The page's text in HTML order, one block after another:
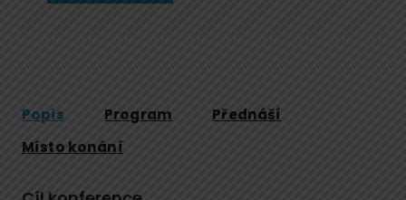
Popis Program
Přednáší
Místo konání